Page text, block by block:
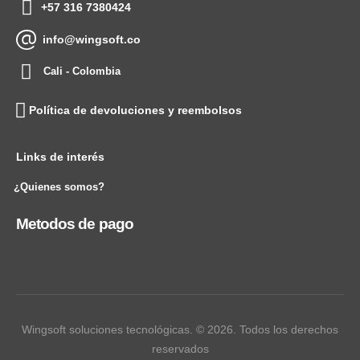
+57 316 7380424
info@wingsoft.co
Cali - Colombia
Política de devoluciones y reembolsos
Links de interés
¿Quienes somos?
Metodos de pago
Wingsoft soluciones tecnológicas. © 2026. Todos los derechos
reservados